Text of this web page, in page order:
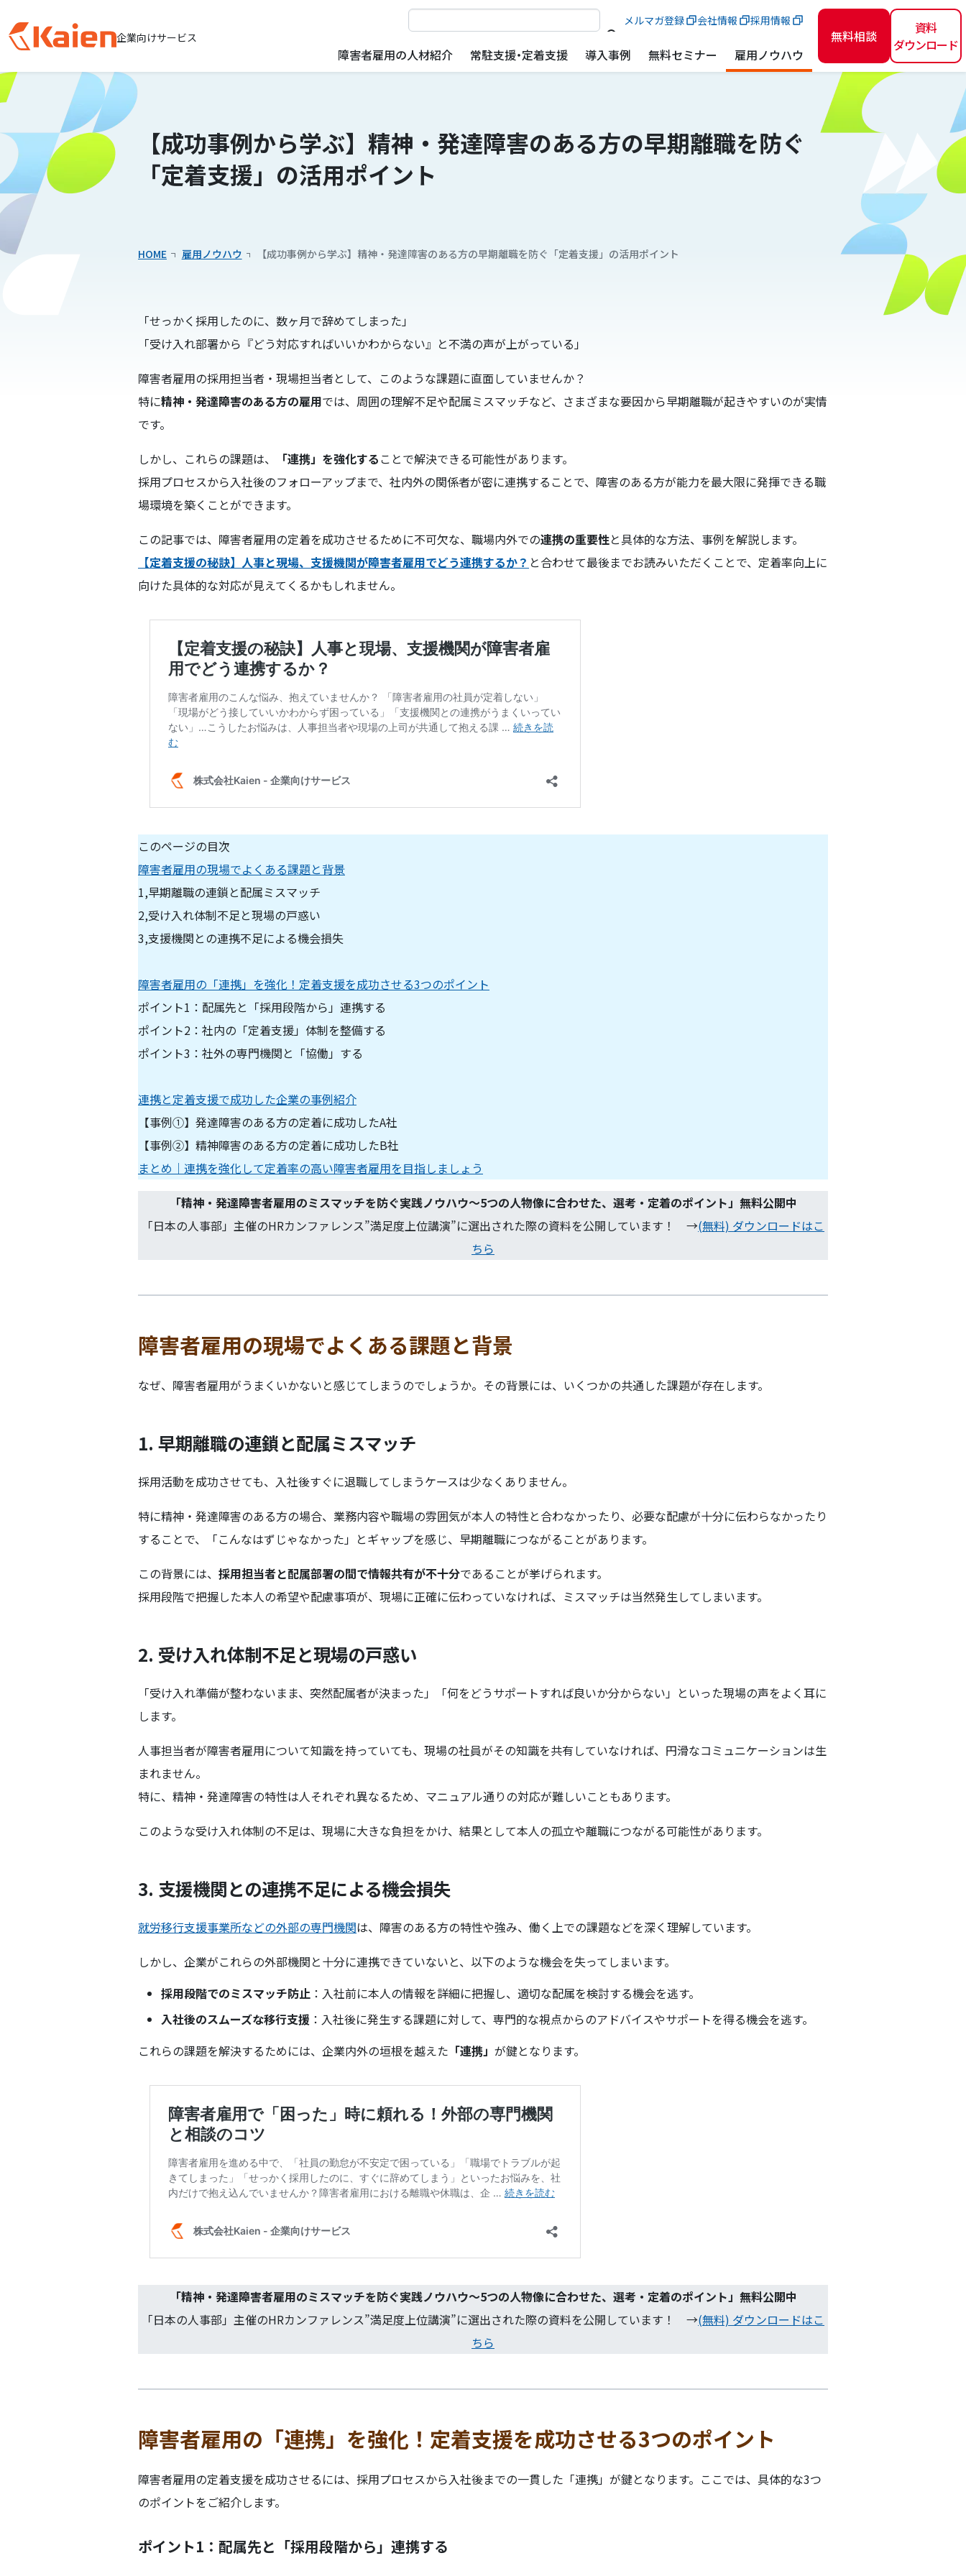
メ
イ
コ
ン
ツ
へ
キッ
企業向けサービス
サイト内検索 メルマガ登録 会社情報 採用情報
障害者雇用の人材紹介 常駐支援・定着支援 導入事例 無料セミナー 雇用ノウハウ
無料相談
資料
ダウンロード
【成功事例から学ぶ】精神・発達障害のある方の早期離職を防ぐ
「定着支援」の活用ポイント
HOME 雇用ノウハウ 【成功事例から学ぶ】精神・発達障害のある方の早期離職を防ぐ「定着支援」の活用ポイント
「せっかく採用したのに、数ヶ月で辞めてしまった」
「受け入れ部署から『どう対応すればいいかわからない』と不満の声が上がっている」
障害者雇用の採用担当者・現場担当者として、このような課題に直面していませんか？
特に精神・発達障害のある方の雇用では、周囲の理解不足や配属ミスマッチなど、さまざまな要因から早期離職が起きやすいのが実情
です。
しかし、これらの課題は、
「連携」を強化する ことで解決できる可能性があります。
採用プロセスから入社後のフォローアップまで、社内外の関係者が密に連携することで、障害のある方が能力を最大限に発揮できる職
場環境を築くことができます。
この記事では、障害者雇用の定着を成功させるために不可欠な、職場内外での連携の重要性と具体的な方法、事例を解説します。
【定着支援の秘訣】人事と現場、支援機関が障害者雇用でどう連携するか？ と合わせて最後までお読みいただくことで、定着率向上に
向けた具体的な対応が見えてくるかもしれません。
このページの目次
障害者雇用の現場でよくある課題と背景
1,早期離職の連鎖と配属ミスマッチ
2,受け入れ体制不足と現場の戸惑い
3,支援機関との連携不足による機会損失
障害者雇用の「連携」を強化！定着支援を成功させる3つのポイント
ポイント1：配属先と「採用段階から」連携する
ポイント2：社内の「定着支援」体制を整備する
ポイント3：社外の専門機関と「協働」する
連携と定着支援で成功した企業の事例紹介
【事例①】発達障害のある方の定着に成功したA社
【事例②】精神障害のある方の定着に成功したB社
まとめ｜連携を強化して定着率の高い障害者雇用を目指しましょう
「精神・発達障害者雇用のミスマッチを防ぐ実践ノウハウ～5つの人物像に合わせた、選考・定着のポイント」無料公開中
「日本の人事部」主催のHRカンファレンス”満足度上位講演”に選出された際の資料を公開しています！ →(無料) ダウンロードはこ
ちら
障害者雇用の現場でよくある課題と背景
なぜ、障害者雇用がうまくいかないと感じてしまうのでしょうか。その背景には、いくつかの共通した課題が存在します。
1. 早期離職の連鎖と配属ミスマッチ
採用活動を成功させても、入社後すぐに退職してしまうケースは少なくありません。
特に精神・発達障害のある方の場合、業務内容や職場の雰囲気が本人の特性と合わなかったり、必要な配慮が十分に伝わらなかったり
することで、「こんなはずじゃなかった」とギャップを感じ、早期離職につながることがあります。
この背景には、 採用担当者と配属部署の間で情報共有が不十分であることが挙げられます。
採用段階で把握した本人の希望や配慮事項が、現場に正確に伝わっていなければ、ミスマッチは当然発生してしまいます。
2. 受け入れ体制不足と現場の戸惑い
「受け入れ準備が整わないまま、突然配属者が決まった」「何をどうサポートすれば良いか分からない」といった現場の声をよく耳に
します。
人事担当者が障害者雇用について知識を持っていても、現場の社員がその知識を共有していなければ、円滑なコミュニケーションは生
まれません。
特に、精神・発達障害の特性は人それぞれ異なるため、マニュアル通りの対応が難しいこともあります。
このような受け入れ体制の不足は、現場に大きな負担をかけ、結果として本人の孤立や離職につながる可能性があります。
3. 支援機関との連携不足による機会損失
就労移行支援事業所などの外部の専門機関は、障害のある方の特性や強み、働く上での課題などを深く理解しています。
しかし、企業がこれらの外部機関と十分に連携できていないと、以下のような機会を失ってしまいます。
採用段階でのミスマッチ防止 ：入社前に本人の情報を詳細に把握し、適切な配属を検討する機会を逃す。
入社後のスムーズな移行支援 ：入社後に発生する課題に対して、専門的な視点からのアドバイスやサポートを得る機会を逃す。
これらの課題を解決するためには、企業内外の垣根を越えた 「連携」 が鍵となります。
「精神・発達障害者雇用のミスマッチを防ぐ実践ノウハウ～5つの人物像に合わせた、選考・定着のポイント」無料公開中
「日本の人事部」主催のHRカンファレンス”満足度上位講演”に選出された際の資料を公開しています！ →(無料) ダウンロードはこ
ちら
障害者雇用の「連携」を強化！定着支援を成功させる3つのポイント
障害者雇用の定着支援を成功させるには、採用プロセスから入社後までの一貫した「連携」が鍵となります。ここでは、具体的な3つ
のポイントをご紹介します。
ポイント1：配属先と「採用段階から」連携する